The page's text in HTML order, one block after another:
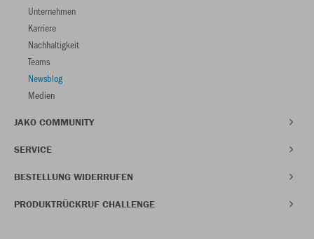
Unternehmen
Karriere
Nachhaltigkeit
Teams
Newsblog
Medien
JAKO COMMUNITY
SERVICE
BESTELLUNG WIDERRUFEN
PRODUKTRÜCKRUF CHALLENGE